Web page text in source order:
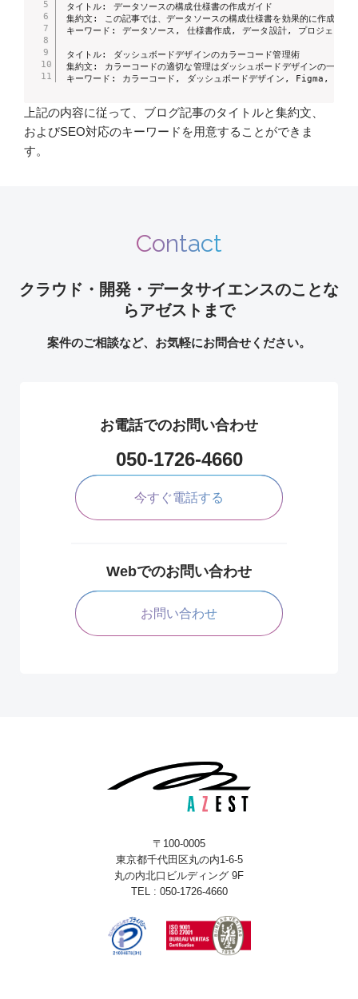
タイトル: データソースの構成仕様書の作成ガイド
集約文: この記事では、データソースの構成仕様書を効果的に作成する
キーワード: データソース, 仕様書作成, データ設計, プロジェクト
タイトル: ダッシュボードデザインのカラーコード管理術
集約文: カラーコードの適切な管理はダッシュボードデザインの一貫
キーワード: カラーコード, ダッシュボードデザイン, Figma,
上記の内容に従って、ブログ記事のタイトルと集約文、
およびSEO対応のキーワードを用意することができま
す。
Contact
クラウド・開発・データサイエンスのことな
らアゼストまで
案件のご相談など、お気軽にお問合せください。
お電話でのお問い合わせ
050-1726-4660
今すぐ電話する
Webでのお問い合わせ
お問い合わせ
〒100-0005
東京都千代田区丸の内1-6-5
丸の内北口ビルディング 9F
TEL : 050-1726-4660